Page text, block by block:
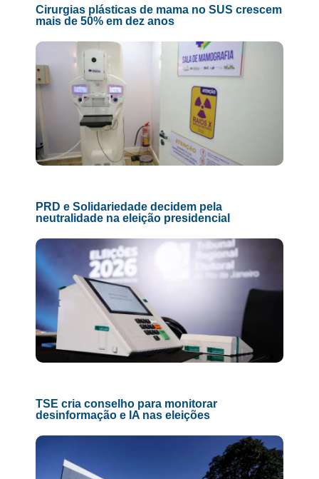
Cirurgias plásticas de mama no SUS crescem
mais de 50% em dez anos
PRD e Solidariedade decidem pela
neutralidade na eleição presidencial
TSE cria conselho para monitorar
desinformação e IA nas eleições